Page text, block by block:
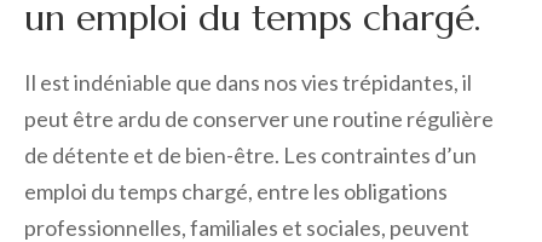
un emploi du temps chargé.
Il est indéniable que dans nos vies trépidantes, il
peut être ardu de conserver une routine régulière
de détente et de bien-être. Les contraintes d’un
emploi du temps chargé, entre les obligations
professionnelles, familiales et sociales, peuvent